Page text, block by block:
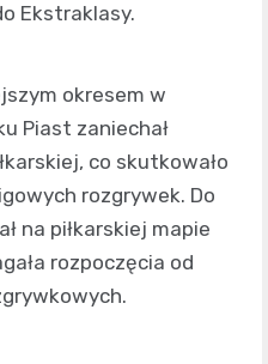
Ekstraklasy.
okresem w
Piast zaniechał
co skutkowało
rozgrywek. Do
na piłkarskiej mapie
rozpoczęcia od